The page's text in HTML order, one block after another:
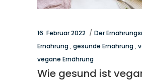
16. Februar 2022
Der
Ernährung,gesunde Ernährung,
vegane Ernährung
Wie gesund ist